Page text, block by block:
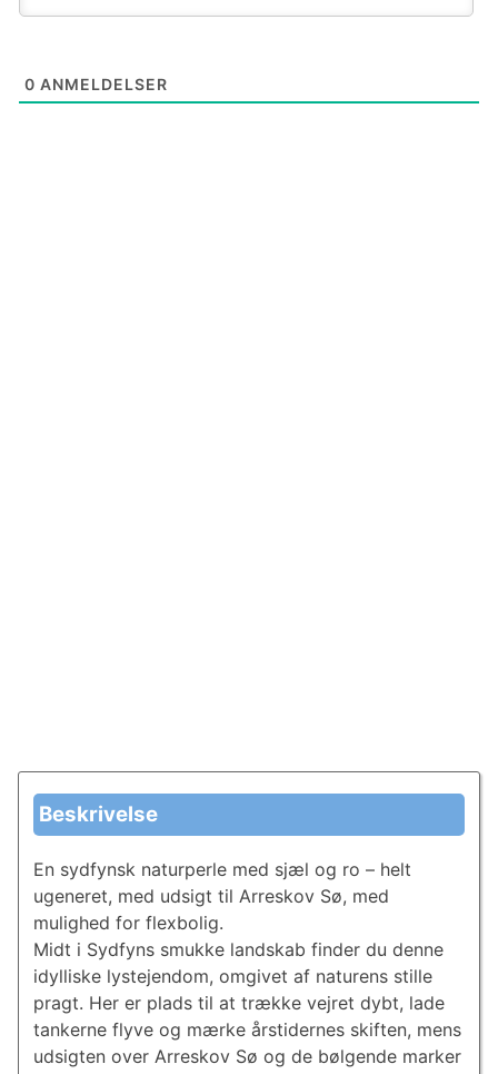
0 ANMELDELSER
Beskrivelse
En sydfynsk naturperle med sjæl og ro – helt
ugeneret, med udsigt til Arreskov Sø, med
mulighed for flexbolig.
Midt i Sydfyns smukke landskab finder du denne
idylliske lystejendom, omgivet af naturens stille
pragt. Her er plads til at trække vejret dybt, lade
tankerne flyve og mærke årstidernes skiften, mens
udsigten over Arreskov Sø og de bølgende marker